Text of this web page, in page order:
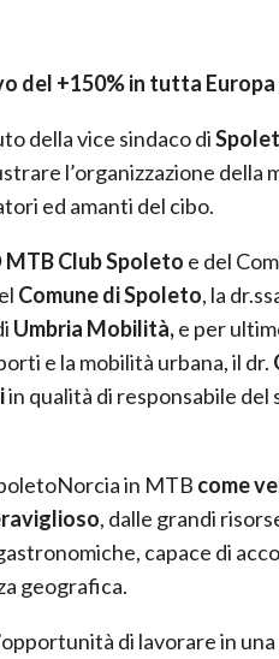
del +150% in tutta Europa
della vice sindaco di
l’organizzazione della
ed amanti del cibo.
MTB Club Spoleto e del
Comune di Spoleto, la
Umbria Mobilità,e per
e la mobilità urbana, il dr.
in qualità di responsabile
in MTB come
, dalle grandi
capace di
geografica.
di lavorare in una